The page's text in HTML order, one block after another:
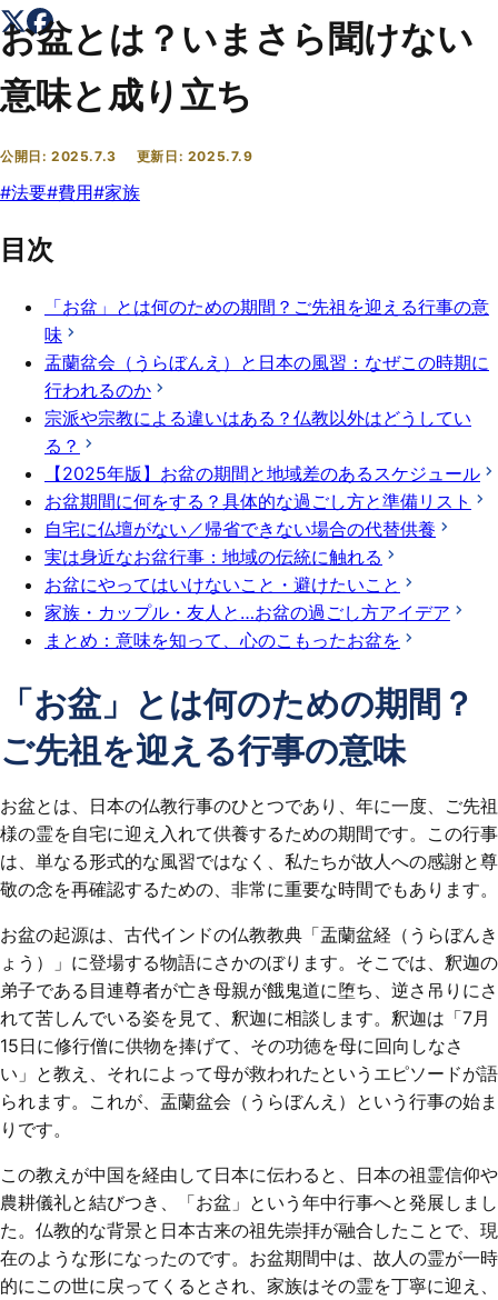
お盆とは？いまさら聞けない
意味と成り立ち
公開日:2025.7.3 更新日: 2025.7.9
#法要#費用#家族
目次
「お盆」とは何のための期間？ご先祖を迎える行事の意
味
盂蘭盆会（うらぼんえ）と日本の風習：なぜこの時期に
行われるのか
宗派や宗教による違いはある？仏教以外はどうしてい
る？
【2025年版】お盆の期間と地域差のあるスケジュール
お盆期間に何をする？具体的な過ごし方と準備リスト
自宅に仏壇がない／帰省できない場合の代替供養
実は身近なお盆行事：地域の伝統に触れる
お盆にやってはいけないこと・避けたいこと
家族・カップル・友人と…お盆の過ごし方アイデア
まとめ：意味を知って、心のこもったお盆を
「お盆」とは何のための期間？
ご先祖を迎える行事の意味
お盆とは、日本の仏教行事のひとつであり、年に一度、ご先祖
様の霊を自宅に迎え入れて供養するための期間です。この行事
は、単なる形式的な風習ではなく、私たちが故人への感謝と尊
敬の念を再確認するための、非常に重要な時間でもあります。
お盆の起源は、古代インドの仏教教典「盂蘭盆経（うらぼんき
ょう）」に登場する物語にさかのぼります。そこでは、釈迦の
弟子である目連尊者が亡き母親が餓鬼道に堕ち、逆さ吊りにさ
れて苦しんでいる姿を見て、釈迦に相談します。釈迦は「7月
15日に修行僧に供物を捧げて、その功徳を母に回向しなさ
い」と教え、それによって母が救われたというエピソードが語
られます。これが、盂蘭盆会（うらぼんえ）という行事の始ま
りです。
この教えが中国を経由して日本に伝わると、日本の祖霊信仰や
農耕儀礼と結びつき、「お盆」という年中行事へと発展しまし
た。仏教的な背景と日本古来の祖先崇拝が融合したことで、現
在のような形になったのです。お盆期間中は、故人の霊が一時
的にこの世に戻ってくるとされ、家族はその霊を丁寧に迎え、